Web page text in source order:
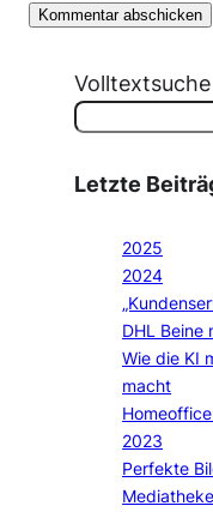
Volltextsuche
Letzte
2025
2024
DHL Beine
Wie die KI
macht
2023
Perfekte